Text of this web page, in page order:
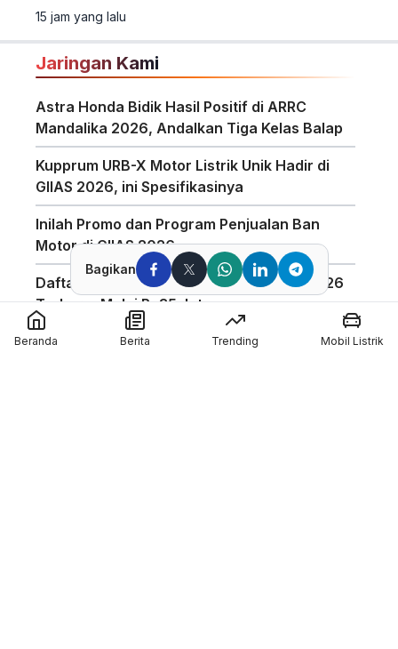
Cikande untuk melihat proses produksi
PHEV.
15 jam yang lalu
Jaringan Kami
Astra Honda Bidik Hasil Positif di ARRC
Mandalika 2026, Andalkan Tiga Kelas Balap
Kupprum URB-X Motor Listrik Unik Hadir di
GIIAS 2026, ini Spesifikasinya
Inilah Promo dan Program Penjualan Ban
Motor di GIIAS 2026
Daftar Harga Honda PCX 160 Agustus 2026
Terbaru, Mulai Rp35 Jutaan
Penggunaan Boost Charge ALVA Naik Tajam,
Bagikan
Beranda Berita Trending Mobil Listrik